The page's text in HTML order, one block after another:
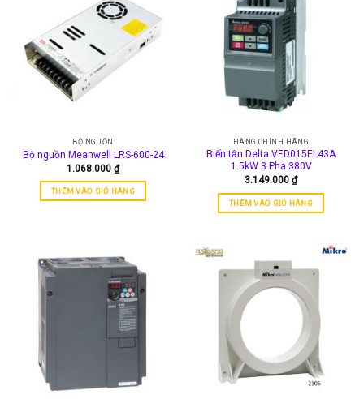
BỘ NGUỒN
Bộ nguồn Meanwell LRS-600-24
1.068.000 ₫
THÊM VÀO GIỎ HÀNG
HÀNG CHÍNH HÃNG
Biến tần Delta VFD015EL43A
1.5kW 3 Pha 380V
3.149.000 ₫
THÊM VÀO GIỎ HÀNG